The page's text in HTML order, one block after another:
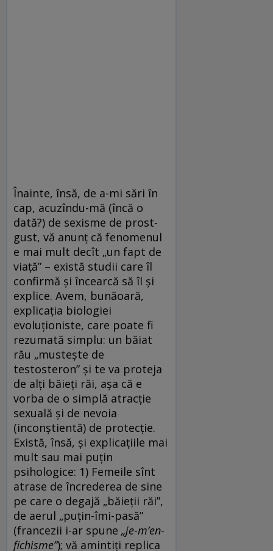
Înainte, însă, de a-mi sări în
cap, acuzîndu-mă (încă o
dată?) de sexisme de prost-
gust, vă anunț că fenomenul
e mai mult decît „un fapt de
viață” – există studii care îl
confirmă și încearcă să îl și
explice. Avem, bunăoară,
explicația biologiei
evoluționiste, care poate fi
rezumată simplu: un băiat
rău „mustește de
testosteron” și te va proteja
de alți băieți răi, așa că e
vorba de o simplă atracție
sexuală și de nevoia
(inconștientă) de protecție.
Există, însă, și explicațiile mai
mult sau mai puțin
psihologice: 1) Femeile sînt
atrase de încrederea de sine
pe care o degajă „băieții răi”,
de aerul „puțin-îmi-pasă”
(francezii i-ar spune „je-m’en-
fichisme”); vă amintiți replica